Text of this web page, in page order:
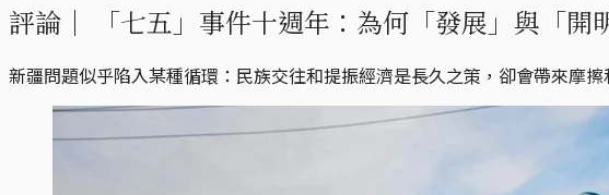
評論｜ 「七五」事件十週年：為何「發展」與「開
新疆問題似乎陷入某種循環：民族交往和提振經濟是長久之策，卻會帶來摩